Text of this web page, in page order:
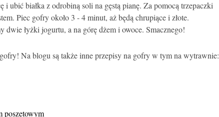
ubić białka z odrobiną soli na gęstą pianę. Za pomocą trzepaczki
Piec gofry około 3 - 4 minut, aż będą chrupiące i złote.
dwie łyżki jogurtu, a na górę dżem i owoce. Smacznego!
Na blogu są także inne przepisy na gofry w tym na wytrawnie:
poszetowym